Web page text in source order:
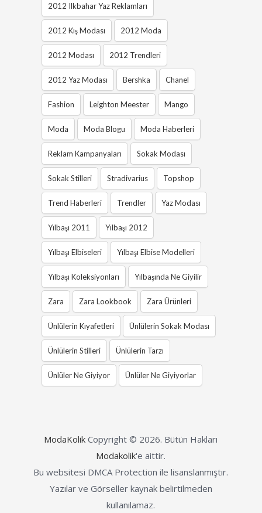
2012 Ilkbahar Yaz Reklamları
2012 Kış Modası 2012 Moda
2012 Modası 2012 Trendleri
2012 Yaz Modası Bershka Chanel
Fashion Leighton Meester Mango
Moda Moda Blogu Moda Haberleri
Reklam Kampanyaları Sokak Modası
Sokak Stilleri Stradivarius Topshop
Trend Haberleri Trendler Yaz Modası
Yılbaşı 2011 Yılbaşı 2012
Yılbaşı Elbiseleri Yılbaşı Elbise Modelleri
Yılbaşı Koleksiyonları Yılbaşında Ne Giyilir
Zara Zara Lookbook Zara Ürünleri
Ünlülerin Kıyafetleri Ünlülerin Sokak Modası
Ünlülerin Stilleri Ünlülerin Tarzı
Ünlüler Ne Giyiyor Ünlüler Ne Giyiyorlar
ModaKolik Copyright © 2026. Bütün Hakları
Modakolik'e aittir.
Bu websitesi DMCA Protection ile lisanslanmıştır.
Yazılar ve Görseller kaynak belirtilmeden
kullanılamaz.